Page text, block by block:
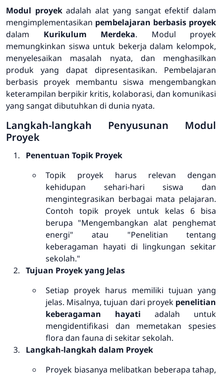
Modul proyekadalah alat yang sangat efektif dalam
mengimplementasikan pembelajaran berbasis proyek
dalam Kurikulum Merdeka. Modul proyek
memungkinkan siswa untuk bekerja dalam kelompok,
menyelesaikan masalah nyata, dan menghasilkan
produk yang dapat dipresentasikan. Pembelajaran
berbasis proyek membantu siswa mengembangkan
keterampilan berpikir kritis, kolaborasi, dan komunikasi
yang sangat dibutuhkan di dunia nyata.
Langkah-langkah Penyusunan Modul
Proyek
Penentuan Topik Proyek
Topik proyek harus relevan dengan
kehidupan sehari-hari siswa dan
mengintegrasikan berbagai mata pelajaran.
Contoh topik proyek untuk kelas 6 bisa
berupa "Mengembangkan alat penghemat
energi" atau "Penelitian tentang
keberagaman hayati di lingkungan sekitar
sekolah."
Tujuan Proyek yang Jelas
Setiap proyek harus memiliki tujuan yang
jelas. Misalnya, tujuan dari proyek penelitian
keberagaman hayati adalah untuk
mengidentifikasi dan memetakan spesies
flora dan fauna di sekitar sekolah.
Langkah-langkah dalam Proyek
Proyek biasanya melibatkan beberapa tahap,